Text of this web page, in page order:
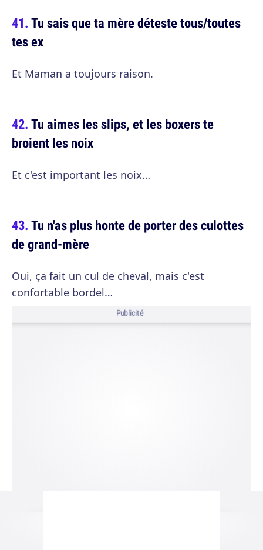
Tu sais que ta mère déteste tous/toutes
tes ex
Et Maman a toujours raison.
Tu aimes les slips, et les boxers te
broient les noix
Et c'est important les noix…
Tu n'as plus honte de porter des culottes
de grand-mère
Oui, ça fait un cul de cheval, mais c'est
confortable bordel…
Publicité